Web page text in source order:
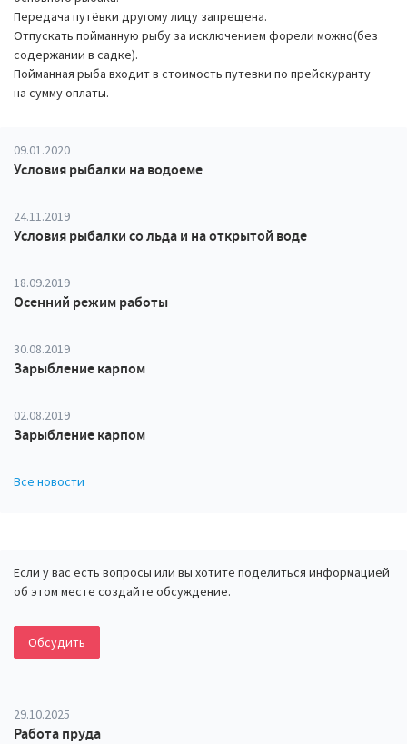
Передача путёвки другому лицу запрещена.
Отпускать пойманную рыбу за исключением форели можно(без
содержании в садке).
Пойманная рыба входит в стоимость путевки по прейскуранту
на сумму оплаты.
09.01.2020
Условия рыбалки на водоеме
24.11.2019
Условия рыбалки со льда и на открытой воде
18.09.2019
Осенний режим работы
30.08.2019
Зарыбление карпом
02.08.2019
Зарыбление карпом
Все новости
Если у вас есть вопросы или вы хотите поделиться информацией
об этом месте создайте обсуждение.
Обсудить
29.10.2025
Работа пруда